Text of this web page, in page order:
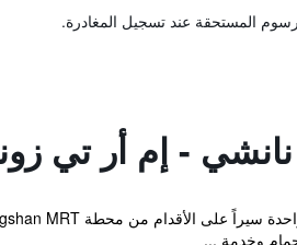
المستحقة عند تسجيل المغادرة.
نانشي - إم أر تي
وخدمة ...